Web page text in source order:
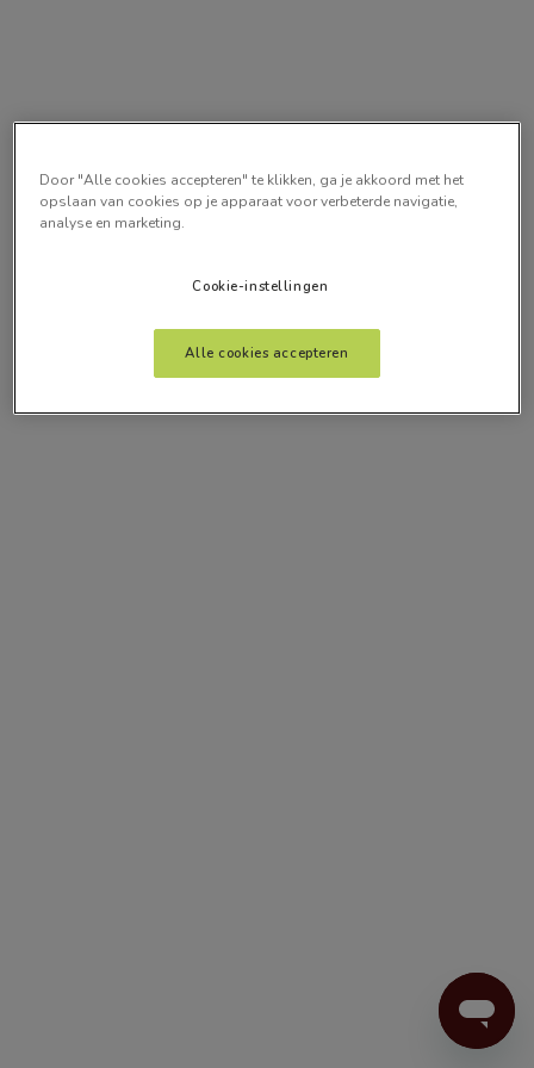
Door "Alle cookies accepteren" te klikken, ga je akkoord met het
opslaan van cookies op je apparaat voor verbeterde navigatie,
analyse en marketing.
Cookie-instellingen
Alle cookies accepteren